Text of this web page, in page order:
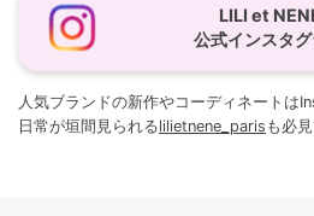
LILI et
公式インスタ
人気ブランドの新作やコーディネートは
日常が垣間見られるlilietnene_paris も必見